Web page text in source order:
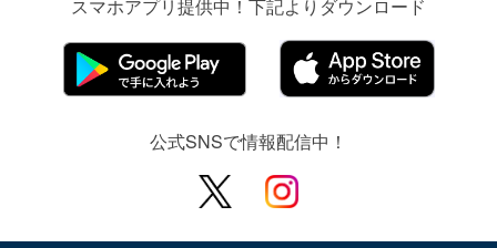
スマホアプリ提供中！下記よりダウンロード
公式SNSで情報配信中！